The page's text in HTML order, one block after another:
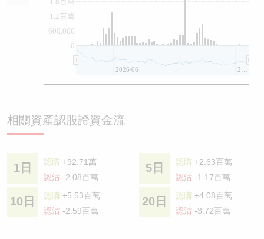
0
600,000
1.2百萬
2026/06
相關資產認股證資金流
1日 認購 +92.71萬
認沽 -2.08百萬
5日 認購 +2.63百萬
認沽 -1.17百萬
10日 認購 +5.53百萬
認沽 -2.59百萬
20日 認購 +4.08百萬
認沽 -3.72百萬